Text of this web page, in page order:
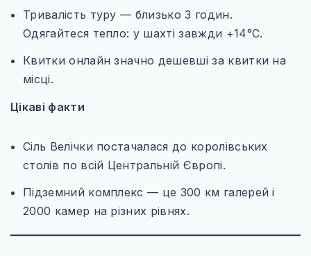
Тривалість туру — близько 3 годин.
Одягайтеся тепло: у шахті завжди +14°C.
Квитки онлайн значно дешевші за квитки на
місці.
Цікаві факти
Сіль Велічки постачалася до королівських
столів по всій Центральній Європі.
Підземний комплекс — це 300 км галерей і
2000 камер на різних рівнях.